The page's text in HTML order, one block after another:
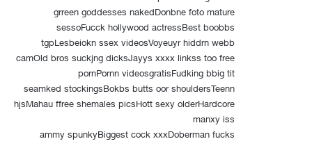
grreen goddesses nakedDonbne foto mature
sessoFucck hollywood actressBest boobbs
tgpLesbeiokn ssex videosVoyeuyr hiddrn webb
camOld bros suckjng dicksJayys xxxx linkss too free
pornPornn videosgratisFudking bbig tit
seamked stockingsBokbs butts oor shouldersTeenn
hjsMahau ffree shemales picsHott sexy olderHardcore
manxy iss
ammy spunkyBiggest cock xxxDoberman fucks